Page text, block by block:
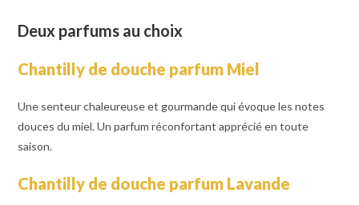
Deux parfums au choix
Chantilly de douche parfum Miel
Une senteur chaleureuse et gourmande qui évoque les notes
douces du miel. Un parfum réconfortant apprécié en toute
saison.
Chantilly de douche parfum Lavande